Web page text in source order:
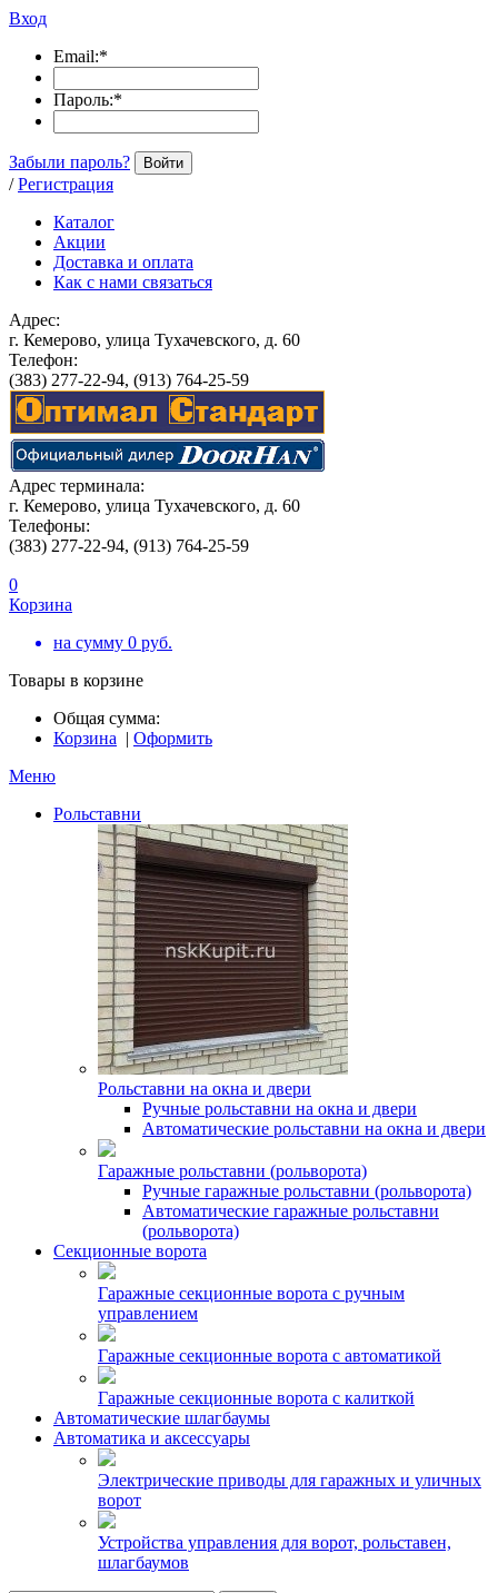
Вход
Email:*
Пароль:*
Забыли пароль? Войти
/ Регистрация
Каталог
Акции
Доставка и оплата
Как с нами связаться
Адрес:
г. Кемерово, улица Тухачевского, д. 60
Телефон:
(383) 277-22-94, (913) 764-25-59
Адрес терминала:
г. Кемерово, улица Тухачевского, д. 60
Телефоны:
(383) 277-22-94, (913) 764-25-59
0
Корзина
на сумму 0 руб.
Товары в корзине
Общая сумма:
Корзина | Оформить
Меню
Рольставни
Рольставни на окна и двери
Ручные рольставни на окна и двери
Автоматические рольставни на окна и двери
Гаражные рольставни (рольворота)
Ручные гаражные рольставни (рольворота)
Автоматические гаражные рольставни
(рольворота)
Секционные ворота
Гаражные секционные ворота с ручным
управлением
Гаражные секционные ворота с автоматикой
Гаражные секционные ворота с калиткой
Автоматические шлагбаумы
Автоматика и аксессуары
Электрические приводы для гаражных и уличных
ворот
Устройства управления для ворот, рольставен,
шлагбаумов